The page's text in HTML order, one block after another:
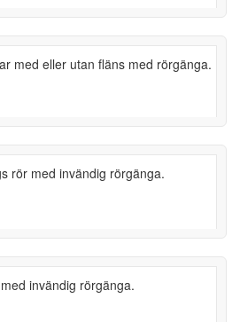
med eller utan fläns med rörgänga.
rör med invändig rörgänga.
invändig rörgänga.